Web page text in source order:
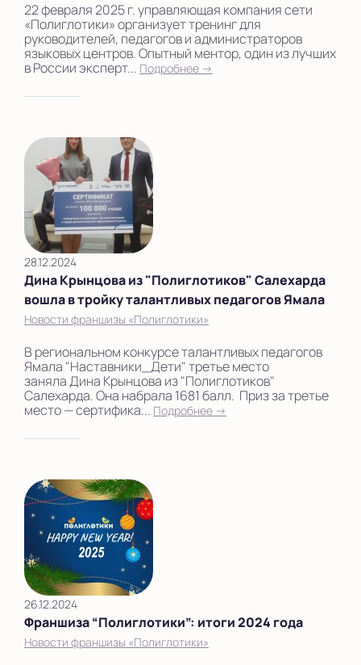
22 февраля 2025 г. управляющая компания сети
«Полиглотики» организует тренинг для
руководителей, педагогов и администраторов
языковых центров. Опытный ментор, один из лучших
в России эксперт... Подробнее →
28.12.2024
Дина Крынцова из "Полиглотиков" Салехарда
вошла в тройку талантливых педагогов Ямала
Новости франшизы «Полиглотики»
В региональном конкурсе талантливых педагогов
Ямала "Наставники_Дети" третье место
заняла Дина Крынцова из "Полиглотиков"
Салехарда. Она набрала 1681 балл. Приз за третье
место — сертифика... Подробнее →
26.12.2024
Франшиза “Полиглотики”: итоги 2024 года
Новости франшизы «Полиглотики»